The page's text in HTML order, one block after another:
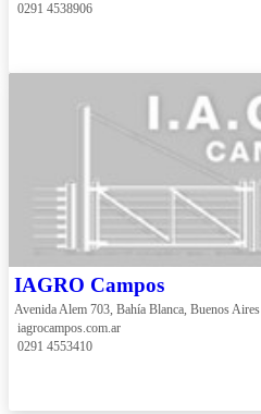
0291 4538906
IAGRO Campos
Avenida Alem 703, Bahía Blanca, Buenos Aires
iagrocampos.com.ar
0291 4553410